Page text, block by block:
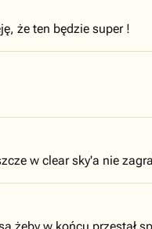
że ten będzie super !
w clear sky'a nie